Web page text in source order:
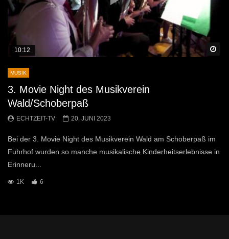
10:12
MUSIK
3. Movie Night des Musikverein
Wald/Schoberpaß
ECHTZEIT-TV 20. JUNI 2023
Bei der 3. Movie Night des Musikverein Wald am Schoberpaß im
Fuhrhof wurden so manche musikalische Kinderheitserlebnisse in
Erinneru...
1K 6